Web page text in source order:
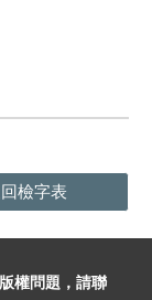
檢字表
權問題 ，請聯